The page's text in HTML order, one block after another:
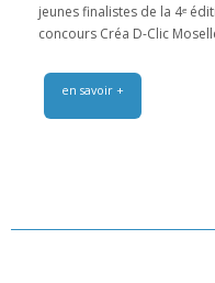
jeunes finalistes de la 4ᵉ
concours Créa D-Clic
en savoir +